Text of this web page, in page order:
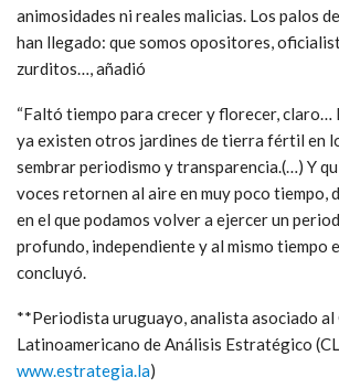
animosidades ni reales malicias. Los palos
han llegado: que somos opositores,
zurditos…, añadió
“Faltó tiempo para crecer y florecer, claro…
ya existen otros jardines de tierra fértil en
sembrar periodismo y transparencia.(…) Y
voces retornen al aire en muy poco tiempo,
en el que podamos volver a ejercer un
profundo, independiente y al mismo tiempo
concluyó.
**Periodista uruguayo, analista asociado al
Latinoamericano de Análisis Estratégico
www.estrategia.la)